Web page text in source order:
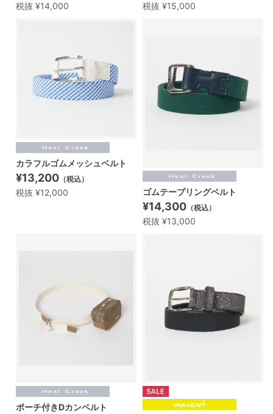
税抜 ¥14,000 税抜 ¥15,000
カラフルゴムメッシュベルト
¥13,200 （税込）
税抜 ¥12,000 ゴムテープリングベルト
¥14,300 （税込）
税抜 ¥13,000
ポーチ付きDカンベルト